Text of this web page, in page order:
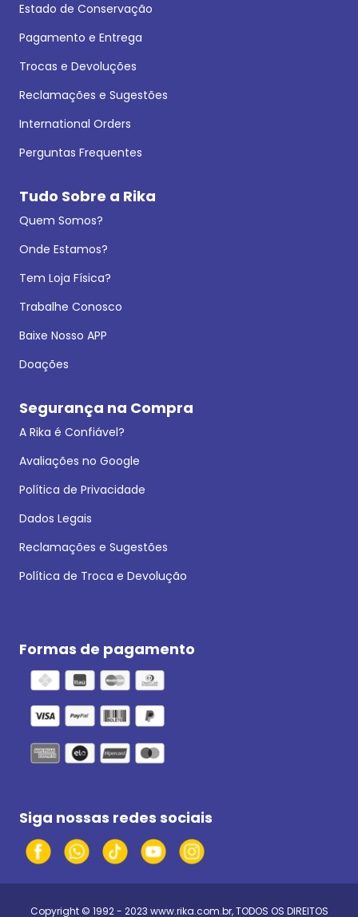
Estado de Conservação
Pagamento e Entrega
Trocas e Devoluções
Reclamações e Sugestões
International Orders
Perguntas Frequentes
Tudo Sobre a Rika
Quem Somos?
Onde Estamos?
Tem Loja Física?
Trabalhe Conosco
Baixe Nosso APP
Doações
Segurança na Compra
A Rika é Confiável?
Avaliações no Google
Política de Privacidade
Dados Legais
Reclamações e Sugestões
Política de Troca e Devolução
Formas de pagamento
Siga nossas redes sociais
Copyright © 1992 - 2023 www.rika.com.br, TODOS OS DIREITOS